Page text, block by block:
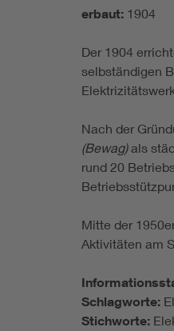
erbaut: 1904
Der 1904
selbständigen
Nach der
(Bewag)als
rund 20
Mitte der
Aktivitäten am
Schlagworte:
Stichworte: